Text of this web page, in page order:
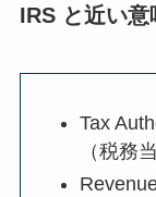
IRS と近い意
Tax
（税務